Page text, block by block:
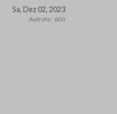
Sa, Dez 02, 2023
Aufrufe: 600